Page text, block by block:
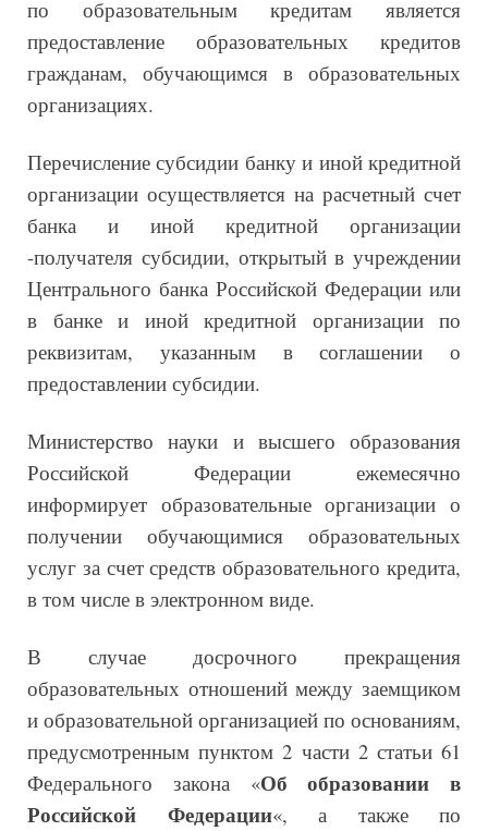
по образовательным кредитам является
предоставление образовательных кредитов
гражданам, обучающимся в образовательных
организациях.
Перечисление субсидии банку и иной кредитной
организации осуществляется на расчетный счет
банка и иной кредитной организации
-получателя субсидии, открытый в учреждении
Центрального банка Российской Федерации или
в банке и иной кредитной организации по
реквизитам, указанным в соглашении о
предоставлении субсидии.
Министерство науки и высшего образования
Российской Федерации ежемесячно
информирует образовательные организации о
получении обучающимися образовательных
услуг за счет средств образовательного кредита,
в том числе в электронном виде.
В случае досрочного прекращения
образовательных отношений между заемщиком
и образовательной организацией по основаниям,
предусмотренным пунктом 2 части 2 статьи 61
Федерального закона «Об образовании в
Российской Федерации«, а также по